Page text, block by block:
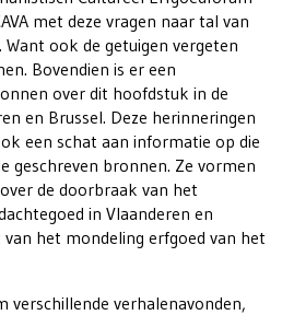
met deze vragen naar tal van
Want ook de getuigen vergeten
Bovendien is er een
over dit hoofdstuk in de
en Brussel. Deze herinneringen
een schat aan informatie op die
geschreven bronnen. Ze vormen
de doorbraak van het
in Vlaanderen en
het mondeling erfgoed van het
verschillende verhalenavonden,